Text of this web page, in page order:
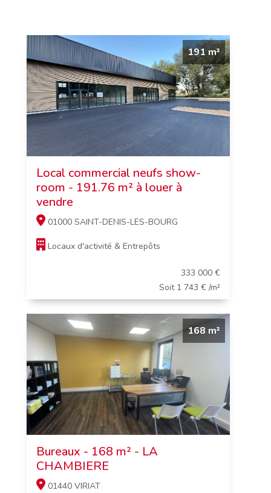
191 m²
Local commercial neufs show-
room - 191.76 m² à louer à
vendre
01000 SAINT-DENIS-LES-BOURG
Locaux d'activité & Entrepôts
333 000 €
Soit 1 743 € /m²
168 m²
Bureaux - 168 m² - LA
CHAMBIERE
01440 VIRIAT